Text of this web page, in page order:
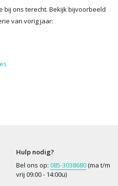
bij ons terecht. Bekijk bijvoorbeeld
van vorig jaar:
Hulp nodig?
Bel ons op: 085-3038680(ma t/m
vrij 09:00 - 14:00u)